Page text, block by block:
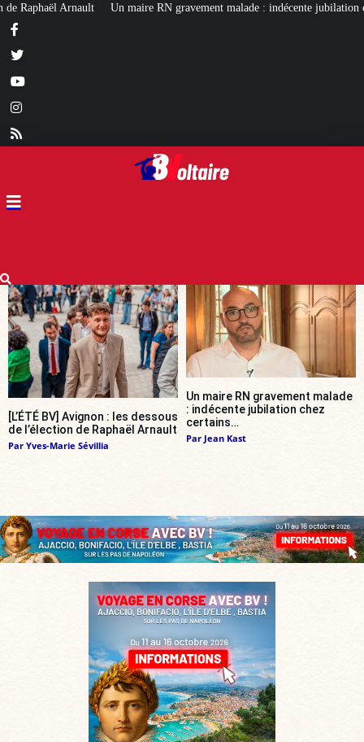
malade : indécente jubilation chez certains… Affaire Lyhanna :
[L’ÉTÉ BV] Avignon : les dessous
de l’élection de Raphaël Arnault
Par Yves-Marie Sévillia
Un maire RN gravement malade
: indécente jubilation chez
certains…
Par Jean Kast